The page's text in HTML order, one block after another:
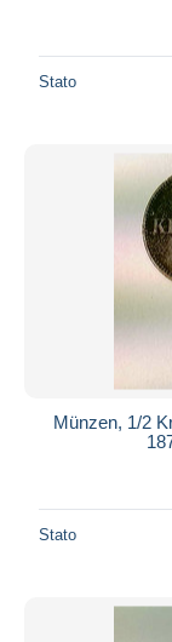
Stato
Münzen, 1/2
Stato